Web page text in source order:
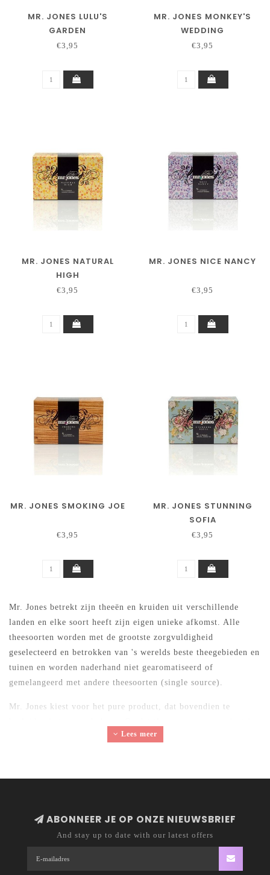
MR. JONES LULU'S
GARDEN
€3,95
MR. JONES MONKEY'S
WEDDING
€3,95
MR. JONES NATURAL
HIGH
€3,95
MR. JONES NICE NANCY
€3,95
MR. JONES SMOKING JOE
€3,95
MR. JONES STUNNING
SOFIA
€3,95
Mr. Jones betrekt zijn theeën en kruiden uit verschillende
landen en elke soort heeft zijn eigen unieke afkomst. Alle
theesoorten worden met de grootste zorgvuldigheid
geselecteerd en betrokken van 's werelds beste theegebieden en
tuinen en worden naderhand niet gearomatiseerd of
gemelangeerd met andere theesoorten (single source).
Mr. Jones kiest voor het pure product, dat bovendien te
kunnen er door seizoensinvloeden kleine verschillen in smaak
verkrijgen hun aromatische geur en smaak - op traditionele
wijze - door toevoeging van het natuurlijke bloemblad.
Lees meer
ABONNEER JE OP ONZE NIEUWSBRIEF
And stay up to date with our latest offers